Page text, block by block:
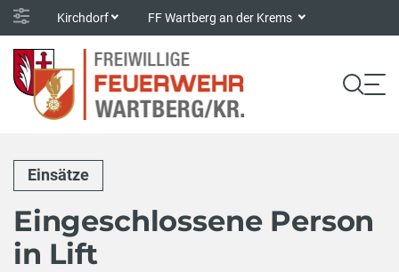
Kirchdorf FF Wartberg an der Krems
Einsätze
Eingeschlossene Person
in Lift